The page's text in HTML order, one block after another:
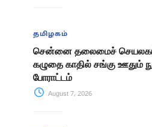
தமிழகம்
சென்னை தலைமைச்
கழுதை காதில் சங்கு ஊதும்
போராட்டம்
August 7, 2026